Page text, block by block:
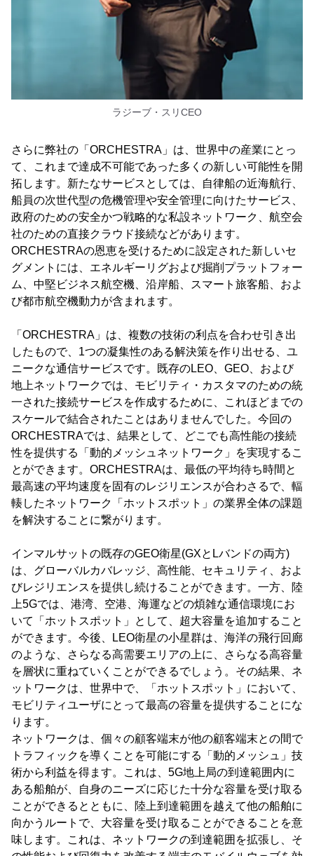
ラジーブ・スリCEO
さらに弊社の「ORCHESTRA」は、世界中の産業にとっ
て、これまで達成不可能であった多くの新しい可能性を開
拓します。新たなサービスとしては、自律船の近海航行、
船員の次世代型の危機管理や安全管理に向けたサービス、
政府のための安全かつ戦略的な私設ネットワーク、航空会
社のための直接クラウド接続などがあります。
ORCHESTRAの恩恵を受けるために設定された新しいセ
グメントには、エネルギーリグおよび掘削プラットフォー
ム、中堅ビジネス航空機、沿岸船、スマート旅客船、およ
び都市航空機動力が含まれます。
「ORCHESTRA」は、複数の技術の利点を合わせ引き出
したもので、1つの凝集性のある解決策を作り出せる、ユ
ニークな通信サービスです。既存のLEO、GEO、および
地上ネットワークでは、モビリティ・カスタマのための統
一された接続サービスを作成するために、これほどまでの
スケールで結合されたことはありませんでした。今回の
ORCHESTRAでは、結果として、どこでも高性能の接続
性を提供する「動的メッシュネットワーク」を実現するこ
とができます。ORCHESTRAは、最低の平均待ち時間と
最高速の平均速度を固有のレジリエンスが合わさるで、輻
輳したネットワーク「ホットスポット」の業界全体の課題
を解決することに繋がります。
インマルサットの既存のGEO衛星(GXとLバンドの両方)
は、グローバルカバレッジ、高性能、セキュリティ、およ
びレジリエンスを提供し続けることができます。一方、陸
上5Gでは、港湾、空港、海運などの煩雑な通信環境にお
いて「ホットスポット」として、超大容量を追加すること
ができます。今後、LEO衛星の小星群は、海洋の飛行回廊
のような、さらなる高需要エリアの上に、さらなる高容量
を層状に重ねていくことができるでしょう。その結果、ネ
ットワークは、世界中で、「ホットスポット」において、
モビリティユーザにとって最高の容量を提供することにな
ります。
ネットワークは、個々の顧客端末が他の顧客端末との間で
トラフィックを導くことを可能にする「動的メッシュ」技
術から利益を得ます。これは、5G地上局の到達範囲内に
ある船舶が、自身のニーズに応じた十分な容量を受け取る
ことができるとともに、陸上到達範囲を越えて他の船舶に
向かうルートで、大容量を受け取ることができることを意
味します。これは、ネットワークの到達範囲を拡張し、そ